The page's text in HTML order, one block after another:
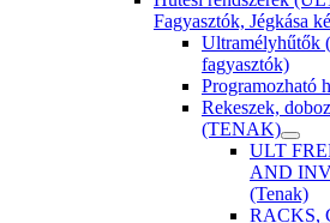
Fagyasztók, Jégkása
Ultramélyhűtők
fagyasztók)
Programozható
Rekeszek,
(TENAK)
ULT
AND
(Tenak)
RACKS,